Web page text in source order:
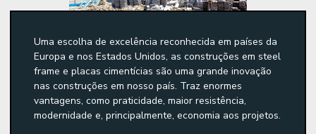
Uma escolha de excelência reconhecida em países da
Europa e nos Estados Unidos, as construções em steel
frame e placas cimentícias são uma grande inovação
nas construções em nosso país. Traz enormes
vantagens, como praticidade, maior resistência,
modernidade e, principalmente, economia aos projetos.